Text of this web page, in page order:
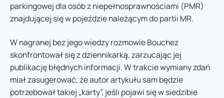
parkingowej dla osób z niepełnosprawnościami (PMR)
znajdującej się w pojeździe należącym do partii MR.
W nagranej bez jego wiedzy rozmowie Bouchez
skonfrontował się z dziennikarką, zarzucając jej
publikację błędnych informacji. W trakcie wymiany zdań
miał zasugerować, że autor artykułu sam będzie
potrzebował takiej „karty”, jeśli pojawi się w siedzibie